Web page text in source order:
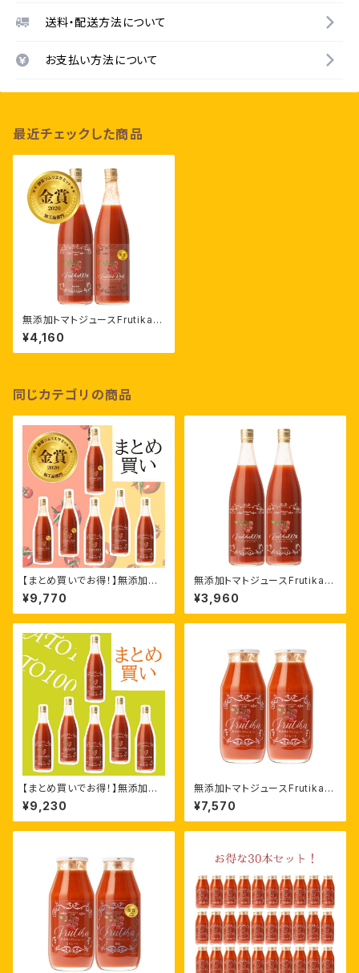
送料・配送方法について
お支払い方法について
最近チェックした商品
無添加トマトジュースFrutika飲
み比べ［720ml ×2本］
¥4,160
同じカテゴリの商品
【まとめ買いでお得！】無添加ト
マトジュースFrutika飲み比べ
［720ml ×6本］
¥9,770
無添加トマトジュースFrutika10
0%［720ml ×2本］
¥3,960
【まとめ買いでお得！】無添加ト
マトジュースFrutika100%［72
0ml ×6本］
¥9,230
無添加トマトジュースFrutika10
0%［180ml ×12本］
¥7,570